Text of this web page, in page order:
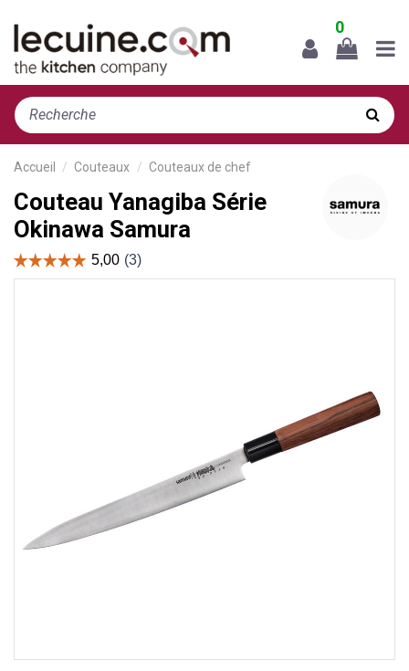
0
Accueil Couteaux Couteaux de chef
Couteau Yanagiba Série
Okinawa Samura